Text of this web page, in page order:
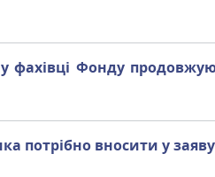
фахівці Фонду
потрібно вносити у